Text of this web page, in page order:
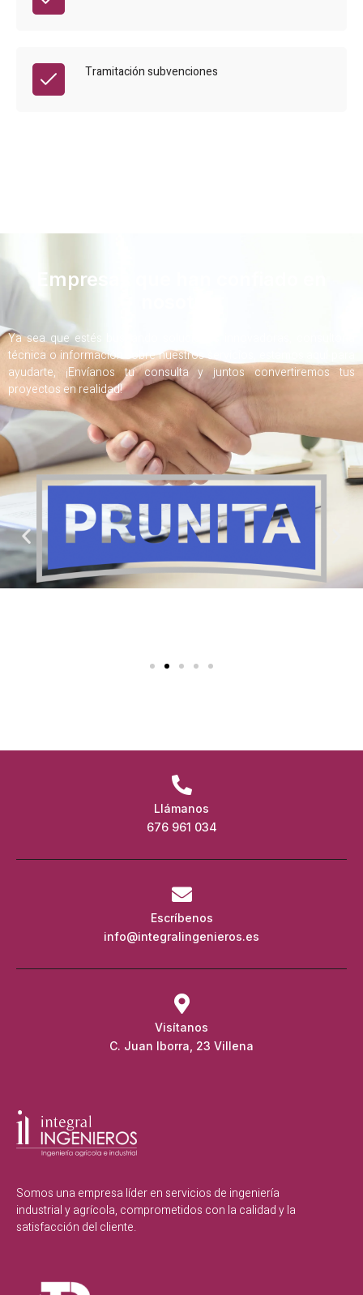
Tramitación subvenciones
Empresas que han confiado en
Ya sea que estés buscando soluciones innovadoras, consultoría
técnica o información sobre nuestros servicios, estamos aquí para
ayudarte, ¡Envíanos tu consulta y juntos convertiremos tus
proyectos en realidad!
Llámanos
676 961 034
Escríbenos
info@integralingenieros.es
Visítanos
C. Juan Iborra, 23 Villena
Somos una empresa líder en servicios de ingeniería
industrial y agrícola, comprometidos con la calidad y la
satisfacción del cliente.